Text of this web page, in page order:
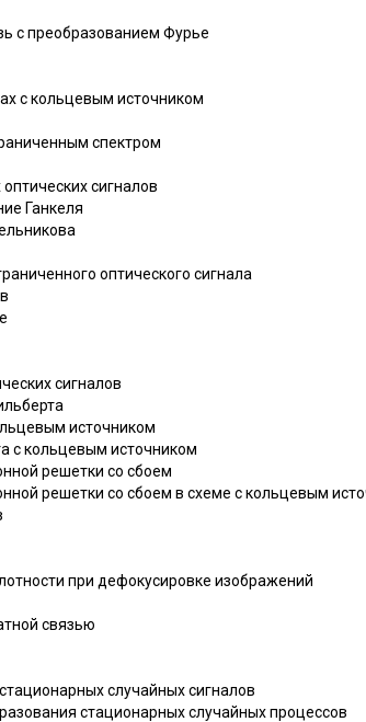
с преобразованием Фурье
с кольцевым источником
спектром
сигналов
Ганкеля
оптического сигнала
сигналов
источником
с кольцевым источником
решетки со сбоем
решетки со сбоем в схеме с кольцевым
при дефокусировке изображений
связью
случайных сигналов
стационарных случайных процессов